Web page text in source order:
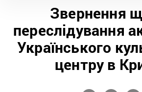
Звернення
переслідування
Українського
центру в